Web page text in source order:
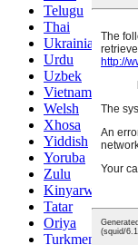
Telugu
Thai
Ukrainian
Urdu
Uzbek
Vietnamese
Welsh
Xhosa
Yiddish
Yoruba
Zulu
Kinyarwanda
Tatar
Oriya
Turkmen